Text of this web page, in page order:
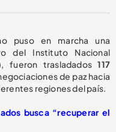
puso en marcha una
del Instituto Nacional
fueron trasladados117
de paz hacia
regiones del país.
busca “recuperar el